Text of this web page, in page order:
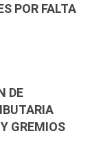
POR FALTA
DE
GREMIOS